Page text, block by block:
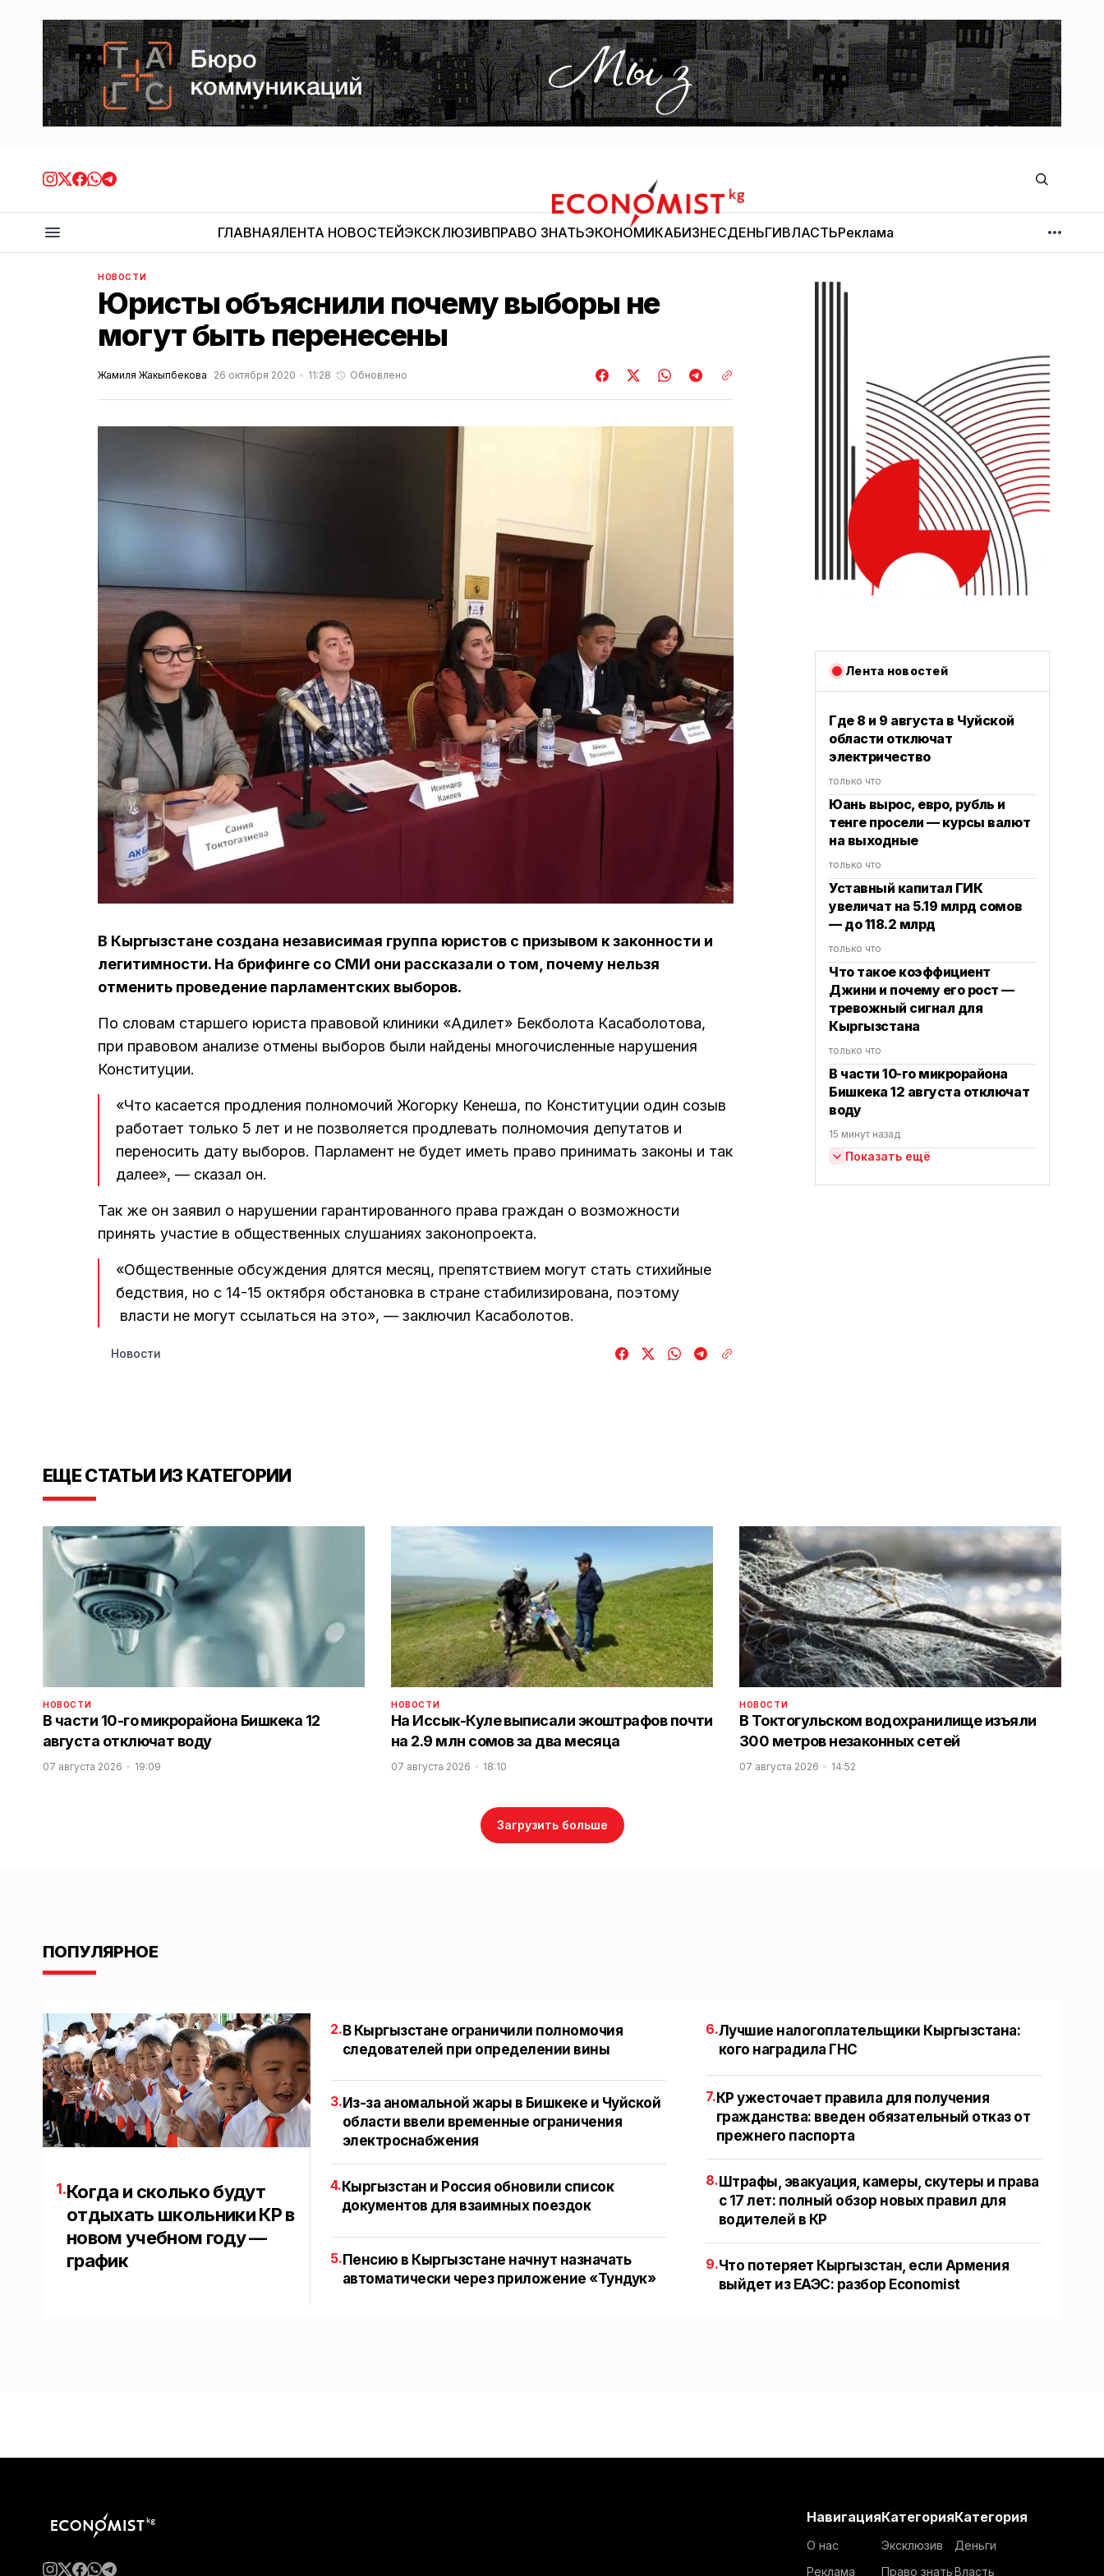
Economist.kg
ГЛАВНАЯЛЕНТА НОВОСТЕЙЭКСКЛЮЗИВПРАВО ЗНАТЬЭКОНОМИКАБИЗНЕСДЕНЬГИВЛАСТЬРеклама
МНЕНИЕ
НОВОСТИ
Юристы объяснили почему выборы не
могут быть перенесены
Жамиля Жакыпбекова 26 октября 2020 11:28 Обновлено
В Кыргызстане создана независимая группа юристов с призывом к законности и
легитимности. На брифинге со СМИ они рассказали о том, почему нельзя
отменить проведение парламентских выборов.
По словам старшего юриста правовой клиники «Адилет» Бекболота Касаболотова,
при правовом анализе отмены выборов были найдены многочисленные нарушения
Конституции.
«Что касается продления полномочий Жогорку Кенеша, по Конституции один созыв
работает только 5 лет и не позволяется продлевать полномочия депутатов и
переносить дату выборов. Парламент не будет иметь право принимать законы и так
далее», — сказал он.
Так же он заявил о нарушении гарантированного права граждан о возможности
принять участие в общественных слушаниях законопроекта.
«Общественные обсуждения длятся месяц, препятствием могут стать стихийные
бедствия, но с 14-15 октября обстановка в стране стабилизирована, поэтому
власти не могут ссылаться на это», — заключил Касаболотов.
Новости
Лента новостей
Где 8 и 9 августа в Чуйской
области отключат
электричество
только что
Юань вырос, евро, рубль и
тенге просели — курсы валют
на выходные
только что
Уставный капитал ГИК
увеличат на 5.19 млрд сомов
— до 118.2 млрд
только что
Что такое коэффициент
Джини и почему его рост —
тревожный сигнал для
Кыргызстана
только что
В части 10-го микрорайона
Бишкека 12 августа отключат
воду
15 минут назад
Показать ещё
ЕЩЕ СТАТЬИ ИЗ КАТЕГОРИИ
НОВОСТИ
В части 10-го микрорайона Бишкека 12
августа отключат воду
07 августа 2026 19:09
НОВОСТИ
На Иссык-Куле выписали экоштрафов почти
на 2.9 млн сомов за два месяца
07 августа 2026 18:10
НОВОСТИ
В Токтогульском водохранилище изъяли
300 метров незаконных сетей
07 августа 2026 14:52
Загрузить больше
ПОПУЛЯРНОЕ
1.Когда и сколько будут
отдыхать школьники КР в
новом учебном году —
график
2.В Кыргызстане ограничили полномочия
следователей при определении вины
3. Из-за аномальной жары в Бишкеке и Чуйской
области ввели временные ограничения
электроснабжения
4. Кыргызстан и Россия обновили список
документов для взаимных поездок
5. Пенсию в Кыргызстане начнут назначать
автоматически через приложение «Тундук»
6.Лучшие налогоплательщики Кыргызстана:
кого наградила ГНС
7.КР ужесточает правила для получения
гражданства: введен обязательный отказ от
прежнего паспорта
8.Штрафы, эвакуация, камеры, скутеры и права
с 17 лет: полный обзор новых правил для
водителей в КР
9.Что потеряет Кыргызстан, если Армения
выйдет из ЕАЭС: разбор Economist
Навигация
О нас
Реклама
Категория
Эксклюзив
Право знать
Категория
Деньги
Власть